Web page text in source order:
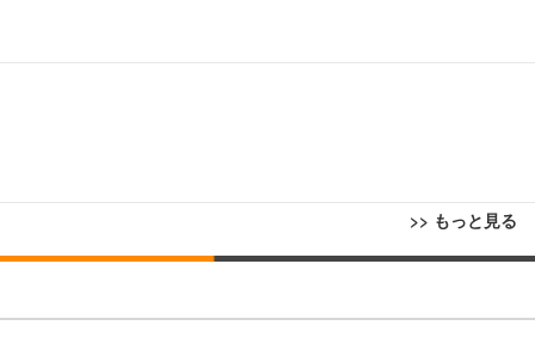
>> もっと見る
面昇降 強化ナイロン樹脂ベース 通気性メッシュ 在宅ワーク H-WY01